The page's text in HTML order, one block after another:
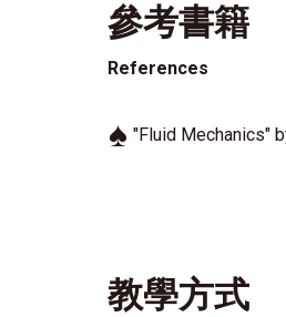
參考書籍
References
♠ "Fluid Mechanics"
教學方式